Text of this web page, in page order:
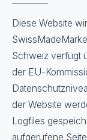
Diese Website
Schweiz verfügt
der EU-
der Website
Logfiles
aufgerufene